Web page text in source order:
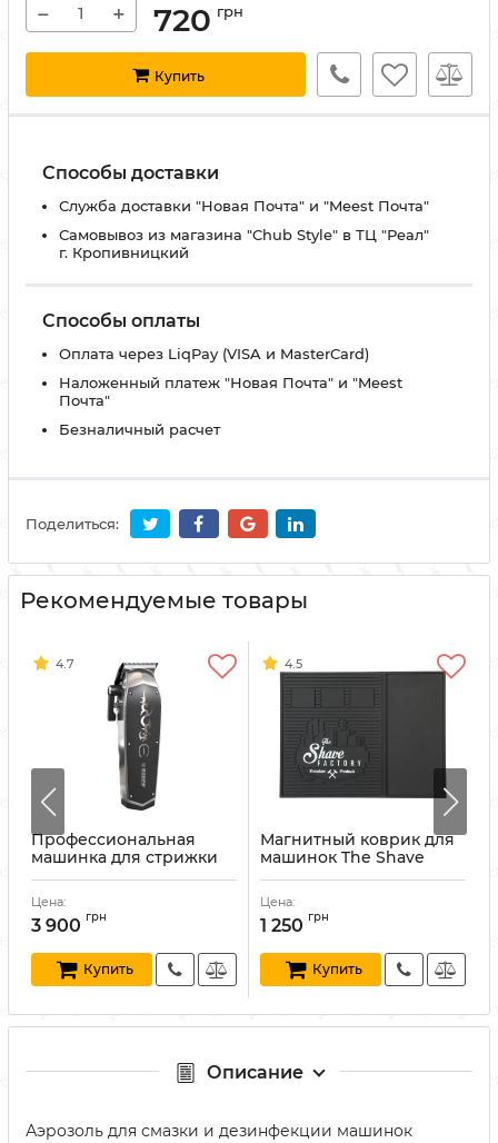
− + 720 грн
Купить
Способы доставки
Служба доставки "Новая Почта" и "Meest Почта"
Самовывоз из магазина "Chub Style" в ТЦ "Реал"
г. Кропивницкий
Способы оплаты
Оплата через LiqPay (VISA и MasterCard)
Наложенный платеж "Новая Почта" и "Meest
Почта"
Безналичный расчет
Поделиться:
Рекомендуемые товары
4.7
Профессиональная
машинка для стрижки
Kiepe Hair Clipper
TATTOO 6342
Артикул: 8008981911720
Цена:
3 900 грн
Купить
4.5
Магнитный коврик для
машинок The Shave
Factory Magnetic Station
Mat
Артикул: 840302413685
Цена:
1 250 грн
Купить
Описание
Аэрозоль для смазки и дезинфекции машинок